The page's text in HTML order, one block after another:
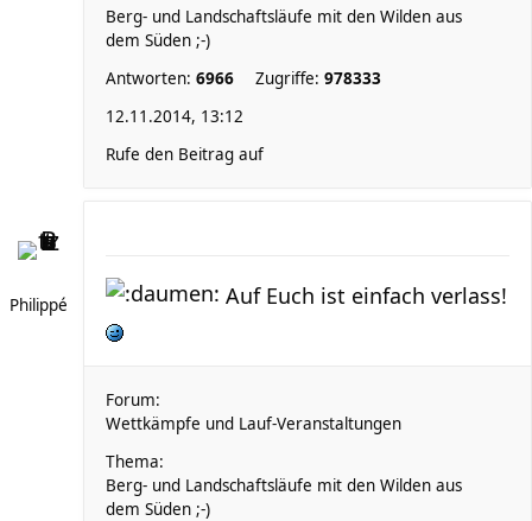
Berg- und Landschaftsläufe mit den Wilden aus
dem Süden ;-)
Antworten: 6966 Zugriffe: 978333
12.11.2014, 13:12
Rufe den Beitrag auf
Philippé Auf Euch ist einfach verlass!
Forum:
Wettkämpfe und Lauf-Veranstaltungen
Thema:
Berg- und Landschaftsläufe mit den Wilden aus
dem Süden ;-)